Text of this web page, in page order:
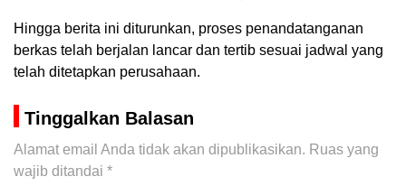
Hingga berita ini diturunkan, proses penandatanganan
berkas telah berjalan lancar dan tertib sesuai jadwal yang
telah ditetapkan perusahaan.
Tinggalkan Balasan
Alamat email Anda tidak akan dipublikasikan. Ruas yang
wajib ditandai *